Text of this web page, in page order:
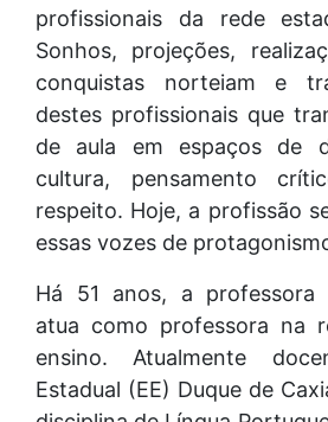
profissionais da rede
Sonhos, projeções,
conquistas norteiam e
destes profissionais que
de aula em espaços de
cultura, pensamento
respeito. Hoje, a profissão
essas vozes de
Há 51 anos, a professora
atua como professora na
ensino. Atualmente
Estadual (EE) Duque de